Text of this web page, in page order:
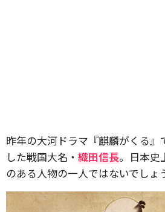
昨年の大河ドラマ『麒麟がくる
した戦国大名・ 織田信長。日本史
のある人物の一人ではないでしょ